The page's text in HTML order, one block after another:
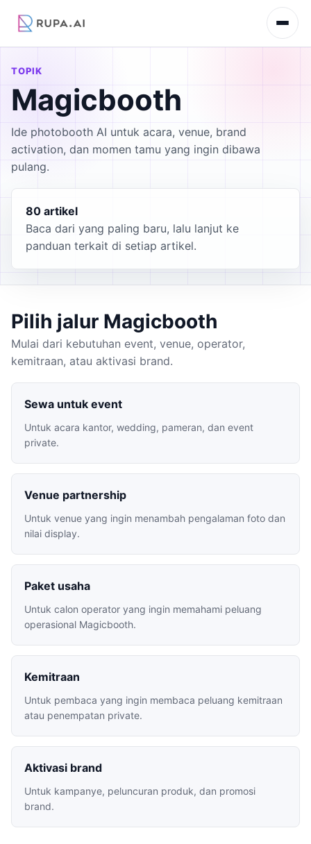
TOPIK
Magicbooth
Ide photobooth AI untuk acara, venue, brand
activation, dan momen tamu yang ingin dibawa
pulang.
80 artikel
Baca dari yang paling baru, lalu lanjut ke
panduan terkait di setiap artikel.
Pilih jalur Magicbooth
Mulai dari kebutuhan event, venue, operator,
kemitraan, atau aktivasi brand.
Sewa untuk event
Untuk acara kantor, wedding, pameran, dan event
private.
Venue partnership
Untuk venue yang ingin menambah pengalaman foto dan
nilai display.
Paket usaha
Untuk calon operator yang ingin memahami peluang
operasional Magicbooth.
Kemitraan
Untuk pembaca yang ingin membaca peluang kemitraan
atau penempatan private.
Aktivasi brand
Untuk kampanye, peluncuran produk, dan promosi
brand.